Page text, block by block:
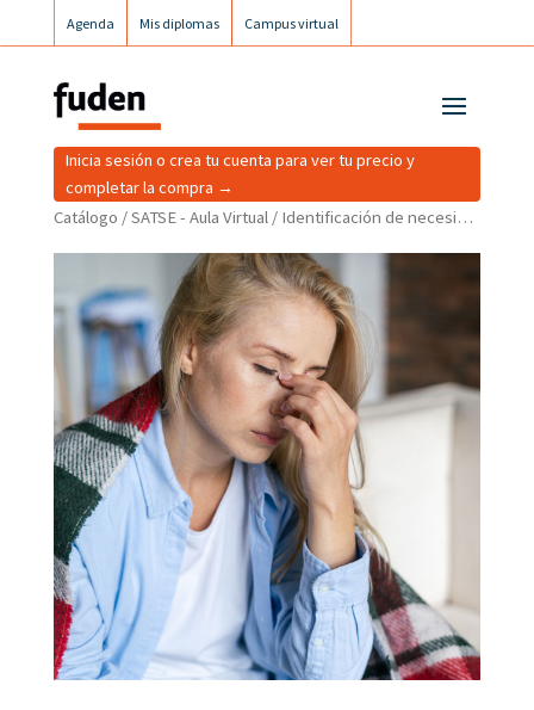
Agenda Mis diplomas Campus virtual
Catálogo /SATSE - Aula Virtual/ Identificación de necesidades de apoyo emocional y psicológico al paciente y cuidador principal
Inicia sesión o crea tu cuenta para ver tu precio y
completar la compra →